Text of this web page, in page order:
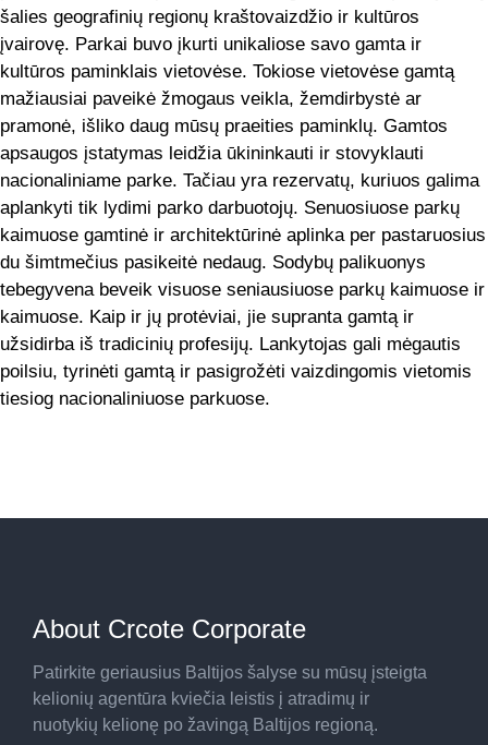
šalies geografinių regionų kraštovaizdžio ir kultūros
įvairovę. Parkai buvo įkurti unikaliose savo gamta ir
kultūros paminklais vietovėse. Tokiose vietovėse gamtą
mažiausiai paveikė žmogaus veikla, žemdirbystė ar
pramonė, išliko daug mūsų praeities paminklų. Gamtos
apsaugos įstatymas leidžia ūkininkauti ir stovyklauti
nacionaliniame parke. Tačiau yra rezervatų, kuriuos galima
aplankyti tik lydimi parko darbuotojų. Senuosiuose parkų
kaimuose gamtinė ir architektūrinė aplinka per pastaruosius
du šimtmečius pasikeitė nedaug. Sodybų palikuonys
tebegyvena beveik visuose seniausiuose parkų kaimuose ir
kaimuose. Kaip ir jų protėviai, jie supranta gamtą ir
užsidirba iš tradicinių profesijų. Lankytojas gali mėgautis
poilsiu, tyrinėti gamtą ir pasigrožėti vaizdingomis vietomis
tiesiog nacionaliniuose parkuose.
About Crcote Corporate
Patirkite geriausius Baltijos šalyse su mūsų įsteigta
kelionių agentūra kviečia leistis į atradimų ir
nuotykių kelionę po žavingą Baltijos regioną.